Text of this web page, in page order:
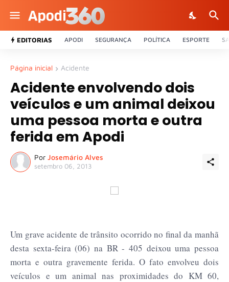
EDITORIAS APODI SEGURANÇA POLÍTICA ESPORTE
Página inicial Acidente
Acidente envolvendo dois
veículos e um animal deixou
uma pessoa morta e outra
ferida em Apodi
Por Josemário Alves
setembro 06, 2013
Um grave acidente de trânsito ocorrido no final da manhã
desta sexta-feira (06) na BR - 405 deixou uma pessoa
morta e outra gravemente ferida. O fato envolveu dois
veículos e um animal nas proximidades do KM 60,